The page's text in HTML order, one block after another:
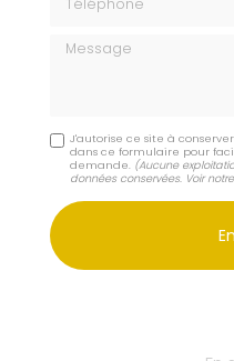
Message
J'autorise ce site à
dans ce formulaire pour
demande. (Aucune
données conservées. Voir notre